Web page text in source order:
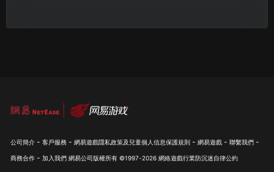
方案！
公司簡介 - 客戶服務 - 網易遊戲隱私政策及兒童個人信息保護規則 - 網易遊戲 - 聯繫我們 -
商務合作 - 加入我們 網易公司版權所有 ©1997-2026 網絡遊戲行業防沉迷自律公約